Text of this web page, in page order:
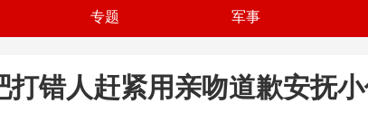
专题 军事
打错人赶紧用亲吻道歉安抚